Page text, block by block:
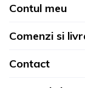
Contul meu
Comenzi si
Contact